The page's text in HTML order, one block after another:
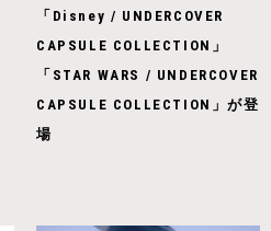
「Disney / UNDERCOVER
CAPSULE COLLECTION」
「STAR WARS / UNDERCOVER
CAPSULE COLLECTION」が登
場